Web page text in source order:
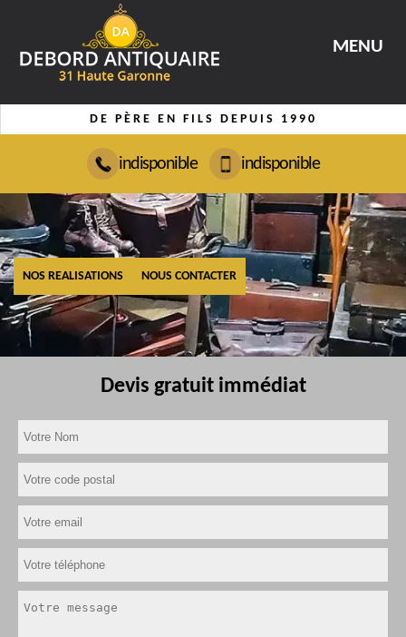
MENU
DE PÈRE EN FILS DEPUIS 1990
indisponible indisponible
NOS REALISATIONS NOUS CONTACTER
Devis gratuit immédiat